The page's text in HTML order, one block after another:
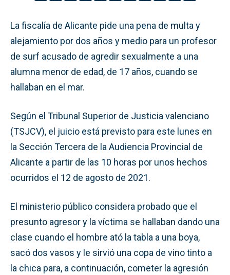
La fiscalía de Alicante pide una pena de multa y
alejamiento por dos años y medio para un profesor
de surf acusado de agredir sexualmente a una
alumna menor de edad, de 17 años, cuando se
hallaban en el mar.
Según el Tribunal Superior de Justicia valenciano
(TSJCV), el juicio está previsto para este lunes en
la Sección Tercera de la Audiencia Provincial de
Alicante a partir de las 10 horas por unos hechos
ocurridos el 12 de agosto de 2021.
El ministerio público considera probado que el
presunto agresor y la víctima se hallaban dando una
clase cuando el hombre ató la tabla a una boya,
sacó dos vasos y le sirvió una copa de vino tinto a
la chica para, a continuación, cometer la agresión